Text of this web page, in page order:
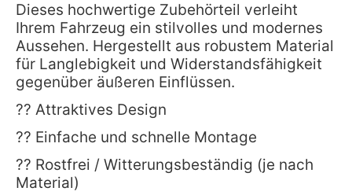
Dieses hochwertige Zubehörteil verleiht
Ihrem Fahrzeug ein stilvolles und modernes
Aussehen. Hergestellt aus robustem Material
für Langlebigkeit und Widerstandsfähigkeit
gegenüber äußeren Einflüssen.
?? Attraktives Design
?? Einfache und schnelle Montage
?? Rostfrei / Witterungsbeständig (je nach
Material)